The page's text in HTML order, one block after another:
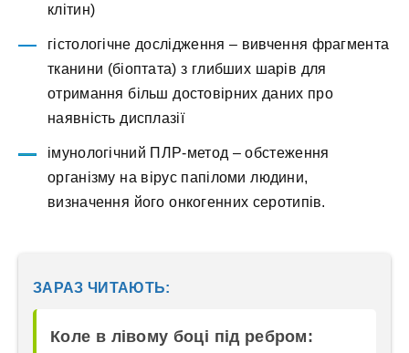
клітин)
гістологічне дослідження – вивчення фрагмента
тканини (біоптата) з глибших шарів для
отримання більш достовірних даних про
наявність дисплазії
імунологічний ПЛР-метод – обстеження
організму на вірус папіломи людини,
визначення його онкогенних серотипів.
ЗАРАЗ ЧИТАЮТЬ:
Коле в лівому боці під ребром: